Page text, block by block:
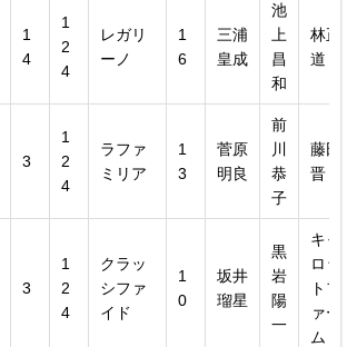
1
4
1
2
4
レガリ
ーノ
1
6
三浦
皇成
池
上
昌
和
林正
道
3
1
2
4
ラファ
ミリア
1
3
菅原
明良
前
川
恭
子
藤田
晋
3
1
2
4
クラッ
シファ
イド
1
0
坂井
瑠星
黒
岩
陽
一
キャ
ロッ
トフ
ァー
ム